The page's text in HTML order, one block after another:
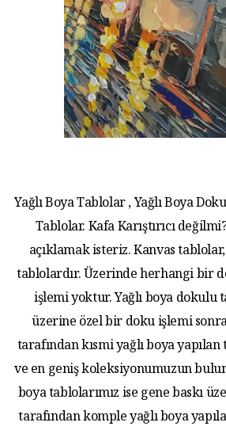
Yağlı Boya Tablolar , Yağlı Boya
Tablolar. Kafa Karıştırıcı
açıklamak isteriz. Kanvas
tablolardır. Üzerinde herhangi bir
işlemi yoktur. Yağlı boya dokulu
üzerine özel bir doku işlemi
tarafından kısmi yağlı boya
ve en geniş koleksiyonumuzun
boya tablolarımız ise gene baskı
tarafından komple yağlı boya